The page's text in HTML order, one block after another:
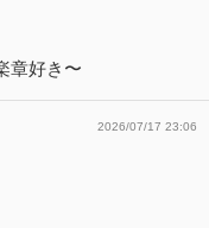
章好き〜
2026/07/17 23:06